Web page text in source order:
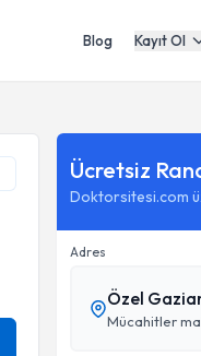
Blog Kayıt Ol
Ücretsiz
Doktorsitesi.com
Adres
Özel
Mücahitler